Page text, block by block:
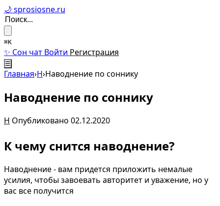
🌙 sprosiosne.ru
⌘K
✨ Сон чат Войти Регистрация
☰
Главная›Н›Наводнение по соннику
Наводнение по соннику
Н Опубликовано 02.12.2020
К чему снится наводнение?
Наводнение - вам придется приложить немалые
усилия, чтобы завоевать авторитет и уважение, но у
вас все получится